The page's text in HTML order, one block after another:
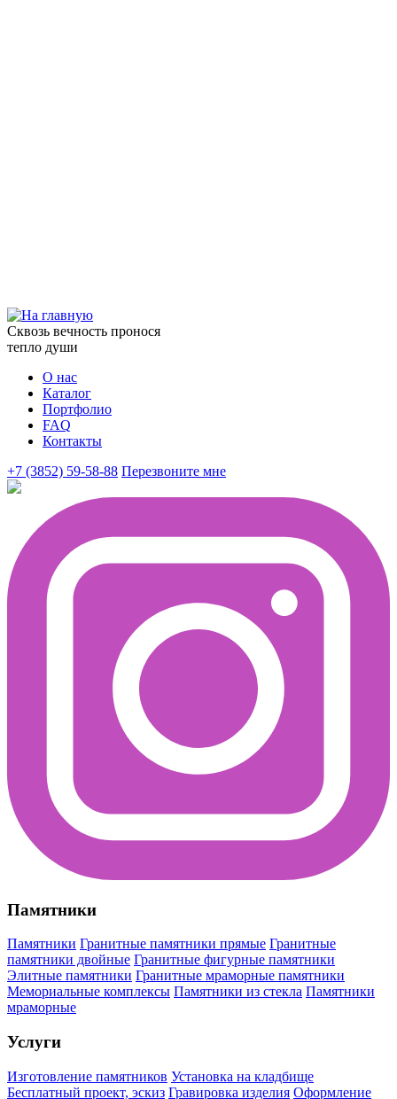
Сквозь вечность пронося
тепло души
О нас
Каталог
Портфолио
FAQ
Контакты
+7 (3852) 59-58-88 Перезвоните мне
Памятники
Памятники Гранитные памятники прямые Гранитные
памятники двойные Гранитные фигурные памятники
Элитные памятники Гранитные мраморные памятники
Мемориальные комплексы Памятники из стекла Памятники
мраморные
Услуги
Изготовление памятников Установка на кладбище
Бесплатный проект, эскиз Гравировка изделия Оформление